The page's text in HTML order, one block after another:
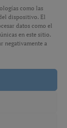
como las
dispositivo. El
datos como el
en este sitio.
negativamente a